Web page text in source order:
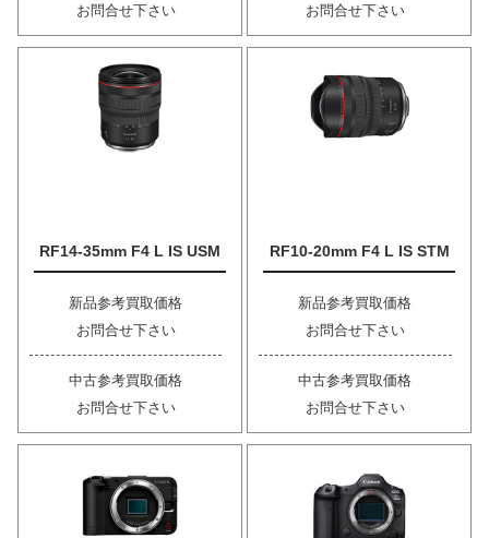
お問合せ下さい
お問合せ下さい
RF14-35mm F4 L IS USM
新品参考買取価格
お問合せ下さい
中古参考買取価格
お問合せ下さい
RF10-20mm F4 L IS STM
新品参考買取価格
お問合せ下さい
中古参考買取価格
お問合せ下さい